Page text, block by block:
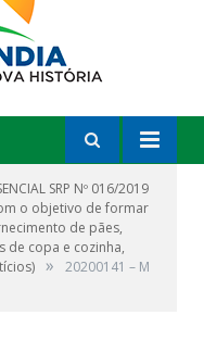
SRP Nº 016/2019
o objetivo de formar
de pães,
de copa e cozinha,
»
20200141 – M